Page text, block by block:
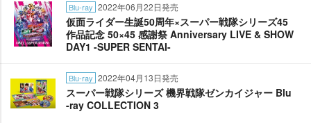
Blu-ray 2022年06月22日発売
仮面ライダー生誕50周年×スーパー戦隊シリーズ45
作品記念 50×45 感謝祭 Anniversary LIVE & SHOW
DAY1 -SUPER SENTAI-
Blu-ray 2022年04月13日発売
スーパー戦隊シリーズ 機界戦隊ゼンカイジャー Blu
-ray COLLECTION 3